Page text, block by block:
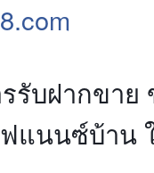
รับฝากขาย
แนนซ์บ้าน